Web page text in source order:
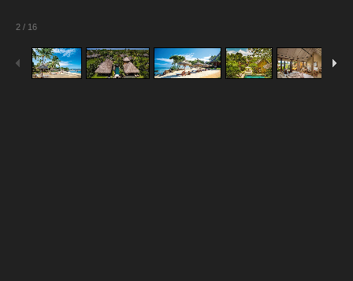
2 / 16